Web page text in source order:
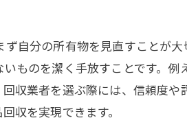
事前準備で差がつく片付け術
効率的な不用品回収の流れ
失敗しない不用品回収のポ
実践的な不用品回収ガイド
自分の所有物を見直すことが
ものを潔く手放すことです。
収業者を選ぶ際には、信頼度
収を実現できます。